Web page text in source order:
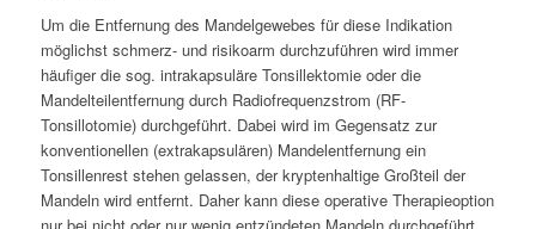
Um die Entfernung des Mandelgewebes für diese Indikation
möglichst schmerz- und risikoarm durchzuführen wird immer
häufiger die sog. intrakapsuläre Tonsillektomie oder die
Mandelteilentfernung durch Radiofrequenzstrom (RF-
Tonsillotomie) durchgeführt. Dabei wird im Gegensatz zur
konventionellen (extrakapsulären) Mandelentfernung ein
Tonsillenrest stehen gelassen, der kryptenhaltige Großteil der
Mandeln wird entfernt. Daher kann diese operative Therapieoption